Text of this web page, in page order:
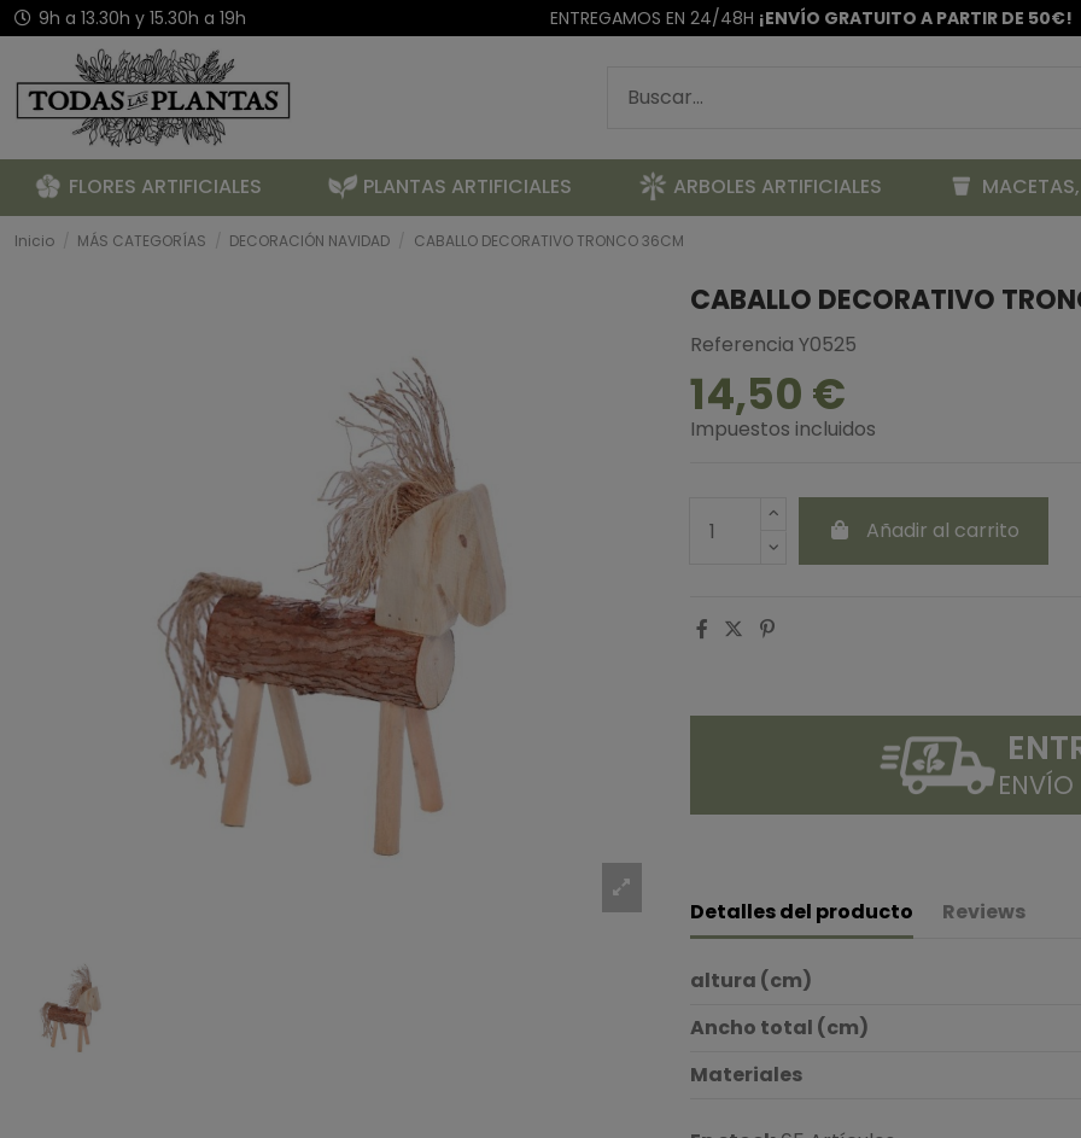
9h a 13.30h y 15.30h a 19h ENTREGAMOS EN 24/48H ¡ENVÍO GRATUITO A PARTIR DE 50€!
FLORES ARTIFICIALES PLANTAS ARTIFICIALES ARBOLES ARTIFICIALES
Inicio MÁS CATEGORÍAS DECORACIÓN NAVIDAD CABALLO DECORATIVO TRONCO 36CM
CABALLO DECORATIVO
Referencia Y0525
14,50 €
Impuestos incluidos
Añadir al carrito
Detalles del producto Reviews
altura (cm)
Ancho total (cm)
Materiales